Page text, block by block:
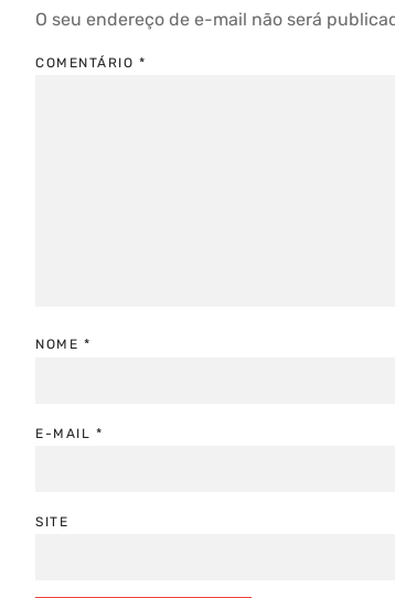
O seu endereço de e-mail não será
COMENTÁRIO *
NOME *
E-MAIL *
SITE